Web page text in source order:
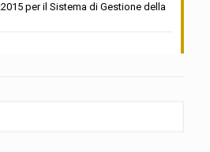
per il Sistema di Gestione della